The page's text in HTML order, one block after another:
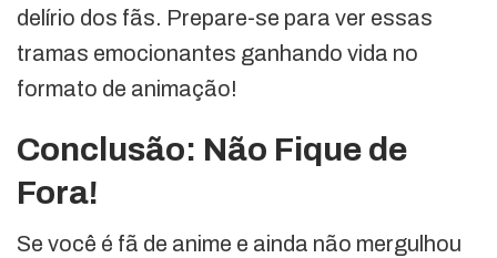
delírio dos fãs. Prepare-se para ver essas
tramas emocionantes ganhando vida no
formato de animação!
Conclusão: Não Fique de
Fora!
Se você é fã de anime e ainda não mergulhou